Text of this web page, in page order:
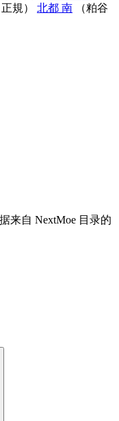
規） 北都 南 （粕谷
来自 NextMoe 目录的